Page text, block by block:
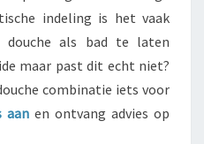
indeling is het vaak
als bad te laten
maar past dit echt niet?
combinatie iets voor
aan en ontvang advies op